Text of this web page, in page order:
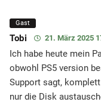
Gast
Tobi 21. März 2025
Ich habe heute mein
obwohl PS5 version
Support sagt,
nur die Disk